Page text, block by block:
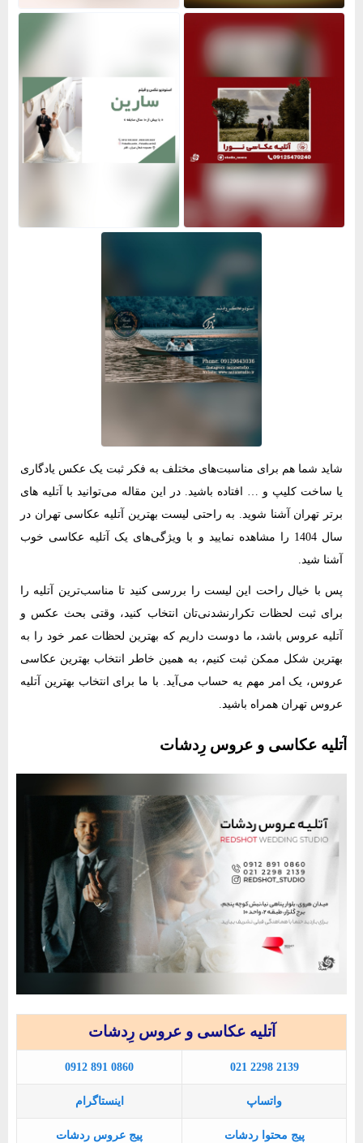
شاید شما هم برای مناسبت‌های مختلف به فکر ثبت یک عکس یادگاری
یا ساخت کلیپ و … افتاده باشید. در این مقاله می‌توانید با آتلیه های
برتر تهران آشنا شوید. به راحتی لیست بهترین آتلیه عکاسی تهران در
سال 1404 را مشاهده نمایید و با ویژگی‌های یک آتلیه عکاسی خوب
آشنا شید.
پس با خیال راحت این لیست را بررسی کنید تا مناسب‌ترین آتلیه را
برای ثبت لحظات تکرارنشدنی‌تان انتخاب کنید، وقتی بحث عکس و
آتلیه عروس باشد، ما دوست داریم که بهترین لحظات عمر خود را به
بهترین شکل ممکن ثبت کنیم، به همین خاطر انتخاب بهترین عکاسی
عروس، یک امر مهم یه حساب می‌آید. با ما برای انتخاب بهترین آتلیه
عروس تهران همراه باشید.
آتلیه عکاسی و عروس رِدشات
آتلیه عکاسی و عروس رِدشات
0912 891 0860 021 2298 2139
اینستاگرام واتساپ
پیج عروس ردشات پیج محتوا ردشات